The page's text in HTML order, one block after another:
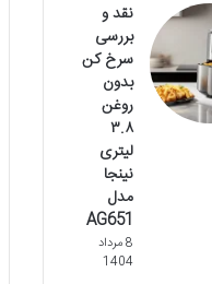
نقد و
بررسی
سرخ کن
بدون
روغن
۳.۸
لیتری
نینجا
مدل
AG651
8 مرداد
1404